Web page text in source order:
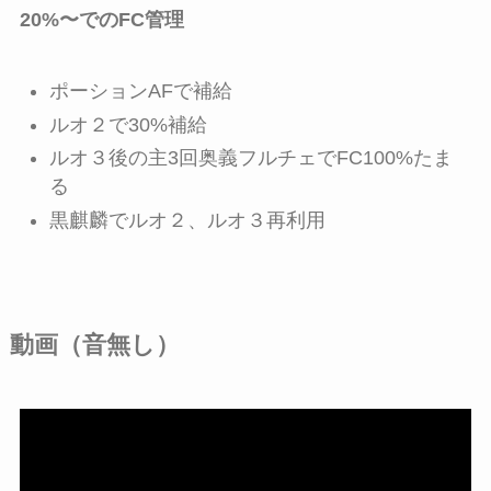
20%〜でのFC管理
ポーションAFで補給
ルオ２で30%補給
ルオ３後の主3回奥義フルチェでFC100%たま
る
黒麒麟でルオ２、ルオ３再利用
動画（音無し）